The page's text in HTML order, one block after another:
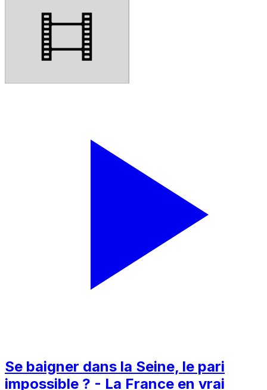
Se baigner dans la Seine, le pari
impossible ? - La France en vrai